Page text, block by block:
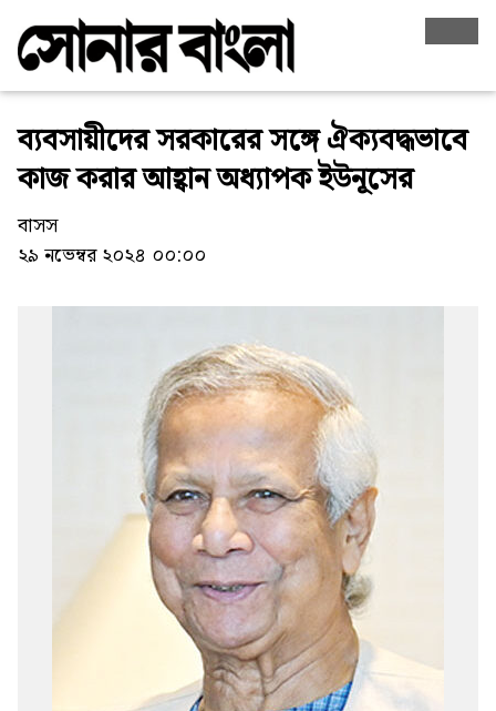
ব্যবসায়ীদের সরকারের সঙ্গে ঐক্যবদ্ধভাবে
কাজ করার আহ্বান অধ্যাপক ইউনূসের
বাসস
২৯ নভেম্বর ২০২৪ ০০:০০